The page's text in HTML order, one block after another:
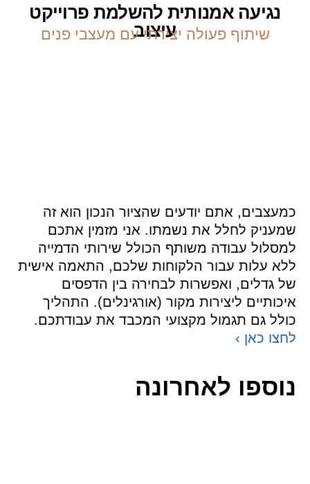
נגיעה אמנותית להשלמת פרוייקט
עיצוב
שיתוף פעולה יצירתי עם מעצבי פנים
כמעצבים, אתם יודעים שהציור הנכון הוא זה
שמעניק לחלל את נשמתו. אני מזמין אתכם
למסלול עבודה משותף הכולל שירותי הדמייה
ללא עלות עבור הלקוחות שלכם, התאמה אישית
של גדלים, ואפשרות לבחירה בין הדפסים
איכותיים ליצירות מקור (אורגינלים). התהליך
כולל גם תגמול מקצועי המכבד את עבודתכם.
לחצו כאן ›
נוספו לאחרונה